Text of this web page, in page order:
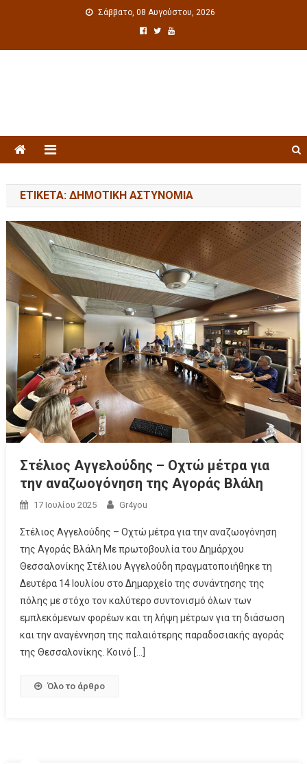
Σάββατο, 08 Αυγούστου, 2026
ΕΤΙΚΈΤΑ: ΔΗΜΟΤΙΚΉ ΑΣΤΥΝΟΜΊΑ
Στέλιος Αγγελούδης – Οχτώ μέτρα για
την αναζωογόνηση της Αγοράς Βλάλη
17 Ιουλίου 2025 Gr4you
Στέλιος Αγγελούδης – Οχτώ μέτρα για την αναζωογόνηση
της Αγοράς Βλάλη Με πρωτοβουλία του Δημάρχου
Θεσσαλονίκης Στέλιου Αγγελούδη πραγματοποιήθηκε τη
Δευτέρα 14 Ιουλίου στο Δημαρχείο της συνάντησης της
πόλης με στόχο τον καλύτερο συντονισμό όλων των
εμπλεκόμενων φορέων και τη λήψη μέτρων για τη διάσωση
και την αναγέννηση της παλαιότερης παραδοσιακής αγοράς
της Θεσσαλονίκης. Κοινό […]
Όλο το άρθρο